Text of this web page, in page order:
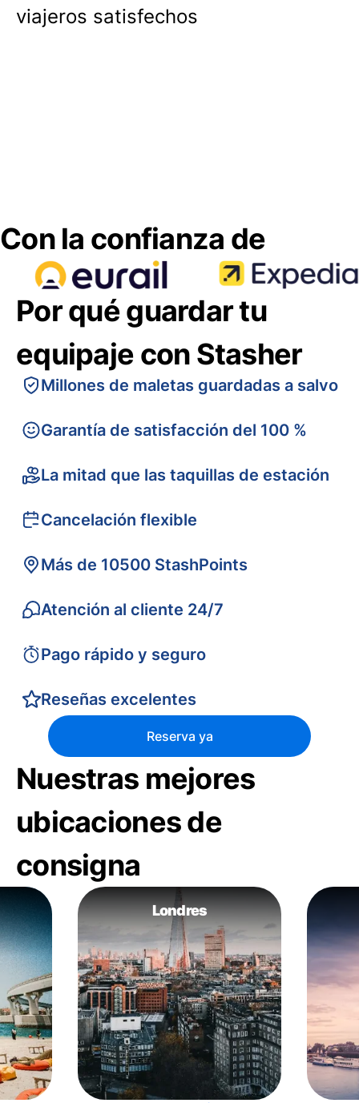
viajeros satisfechos
Con la confianza de
Por qué guardar tu
equipaje con Stasher
Millones de maletas guardadas a salvo
Garantía de satisfacción del 100 %
La mitad que las taquillas de estación
Cancelación flexible
Más de 10500 StashPoints
Atención al cliente 24/7
Pago rápido y seguro
Reseñas excelentes
Reserva ya
Nuestras mejores
ubicaciones de
consigna
Londres